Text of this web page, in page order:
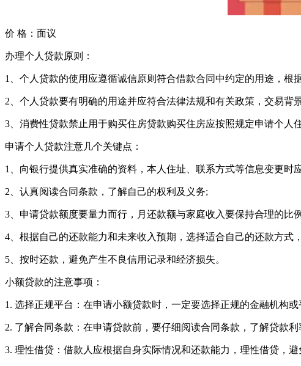
价 格： 面议
办理个人贷款原则：
1、个人贷款的使用应遵循诚信原则符合借款合同中约定的用途，
2、个人贷款要有明确的用途并应符合法律法规和有关政策，交易背
3、消费性贷款禁止用于购买住房贷款购买住房应按照规定申请个人
申请个人贷款注意几个关键点：
1、向银行提供真实准确的资料，本人住址、联系方式等信息变更时
2、认真阅读合同条款，了解自己的权利及义务;
3、申请贷款额度要量力而行，月还款额与家庭收入要保持合理的比
4、根据自己的还款能力和未来收入预期，选择适合自己的还款方式
5、按时还款，避免产生不良信用记录和经济损失。
小额贷款的注意事项：
1. 选择正规平台：在申请小额贷款时，一定要选择正规的金融机构或
2. 了解合同条款：在申请贷款前，要仔细阅读合同条款，了解贷款利
3. 理性借贷：借款人应根据自身实际情况和还款能力，理性借贷，避